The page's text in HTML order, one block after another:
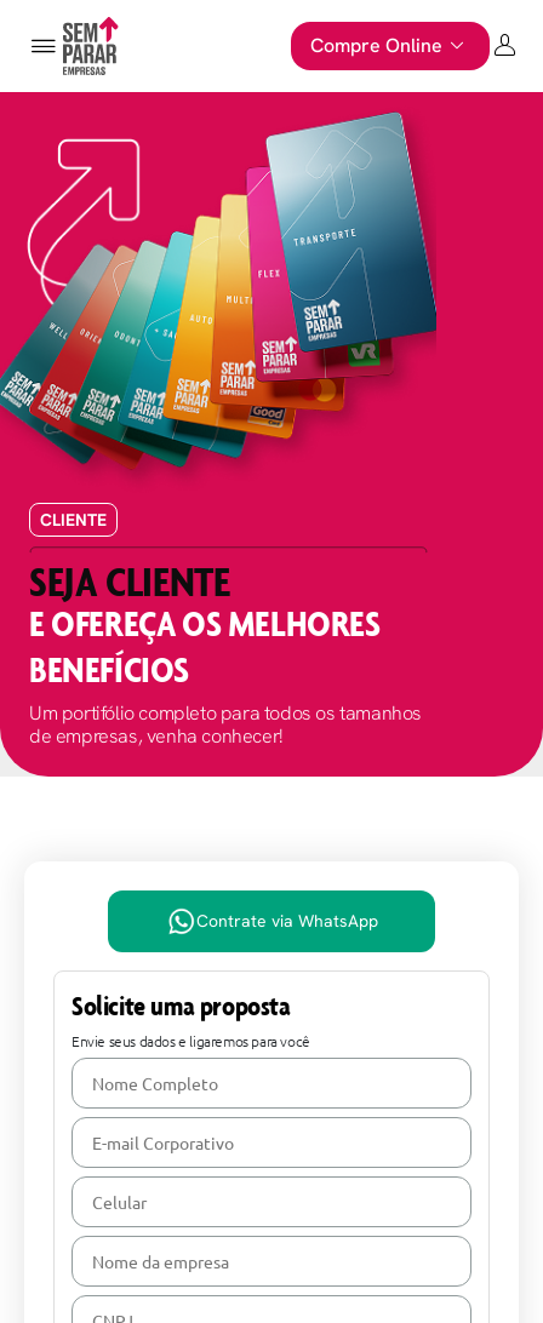
Compre Online
CLIENTE
SEJA CLIENTE
E OFEREÇA OS MELHORES
BENEFÍCIOS
Um portifólio completo para todos os tamanhos
de empresas, venha conhecer!
Contrate via WhatsApp
Solicite uma proposta
Envie seus dados e ligaremos para você